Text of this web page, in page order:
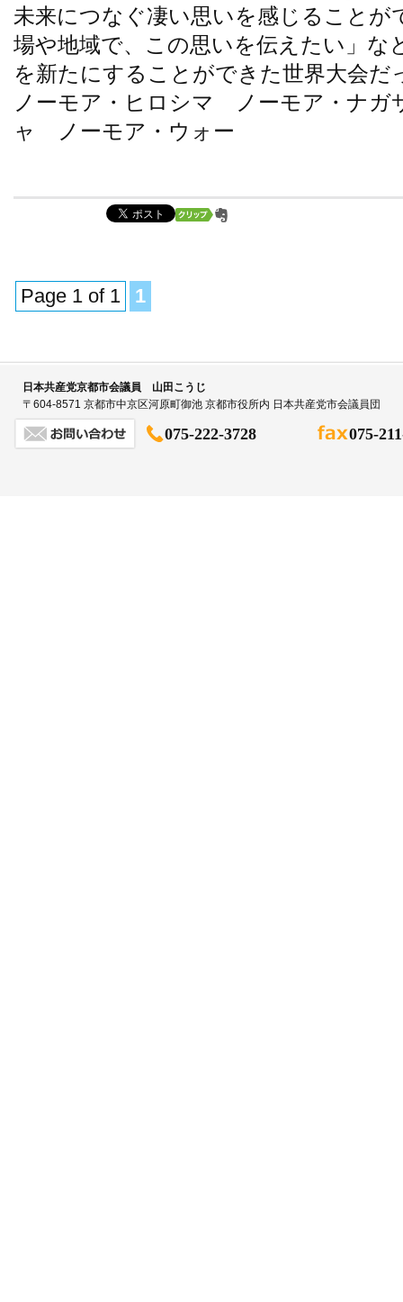
未来につなぐ凄い思いを感じることが
場や地域で、この思いを伝えたい」な
を新たにすることができた世界大会だ
ノーモア・ヒロシマ ノーモア・ナ
ャ ノーモア・ウォー
Page 1 of 1 1
日本共産党京都市会議員 山田こうじ
〒604-8571 京都市中京区河原町御池 京都市役所内 日本共産党市会議員団
075-222-3728 075-